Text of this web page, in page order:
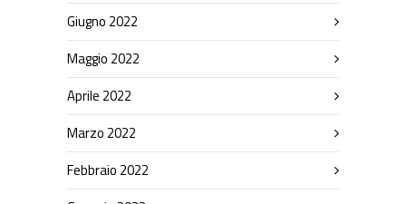
Giugno 2022
Maggio 2022
Aprile 2022
Marzo 2022
Febbraio 2022